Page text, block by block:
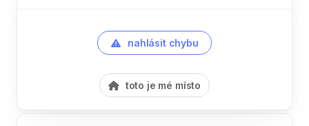
nahlásit chybu
toto je mé místo